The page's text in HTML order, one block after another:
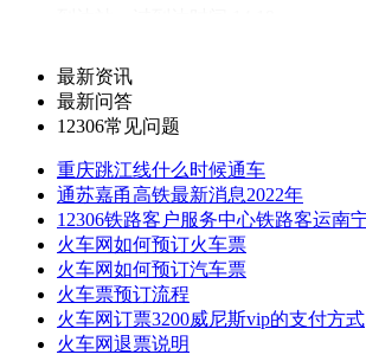
订票平台：
车次/车型：g7388高铁
发车站：始杭州发车时间:20:26
到达站：过到达时间:20:45
耗时：00:19总里程：26公里
最新资讯
最新问答
12306常见问题
重庆跳江线什么时候通车
通苏嘉甬高铁最新消息2022年
12306铁路客户服务中心铁路客运南
火车网如何预订火车票
火车网如何预订汽车票
火车票预订流程
火车网订票3200威尼斯vip的支付方式
火车网退票说明